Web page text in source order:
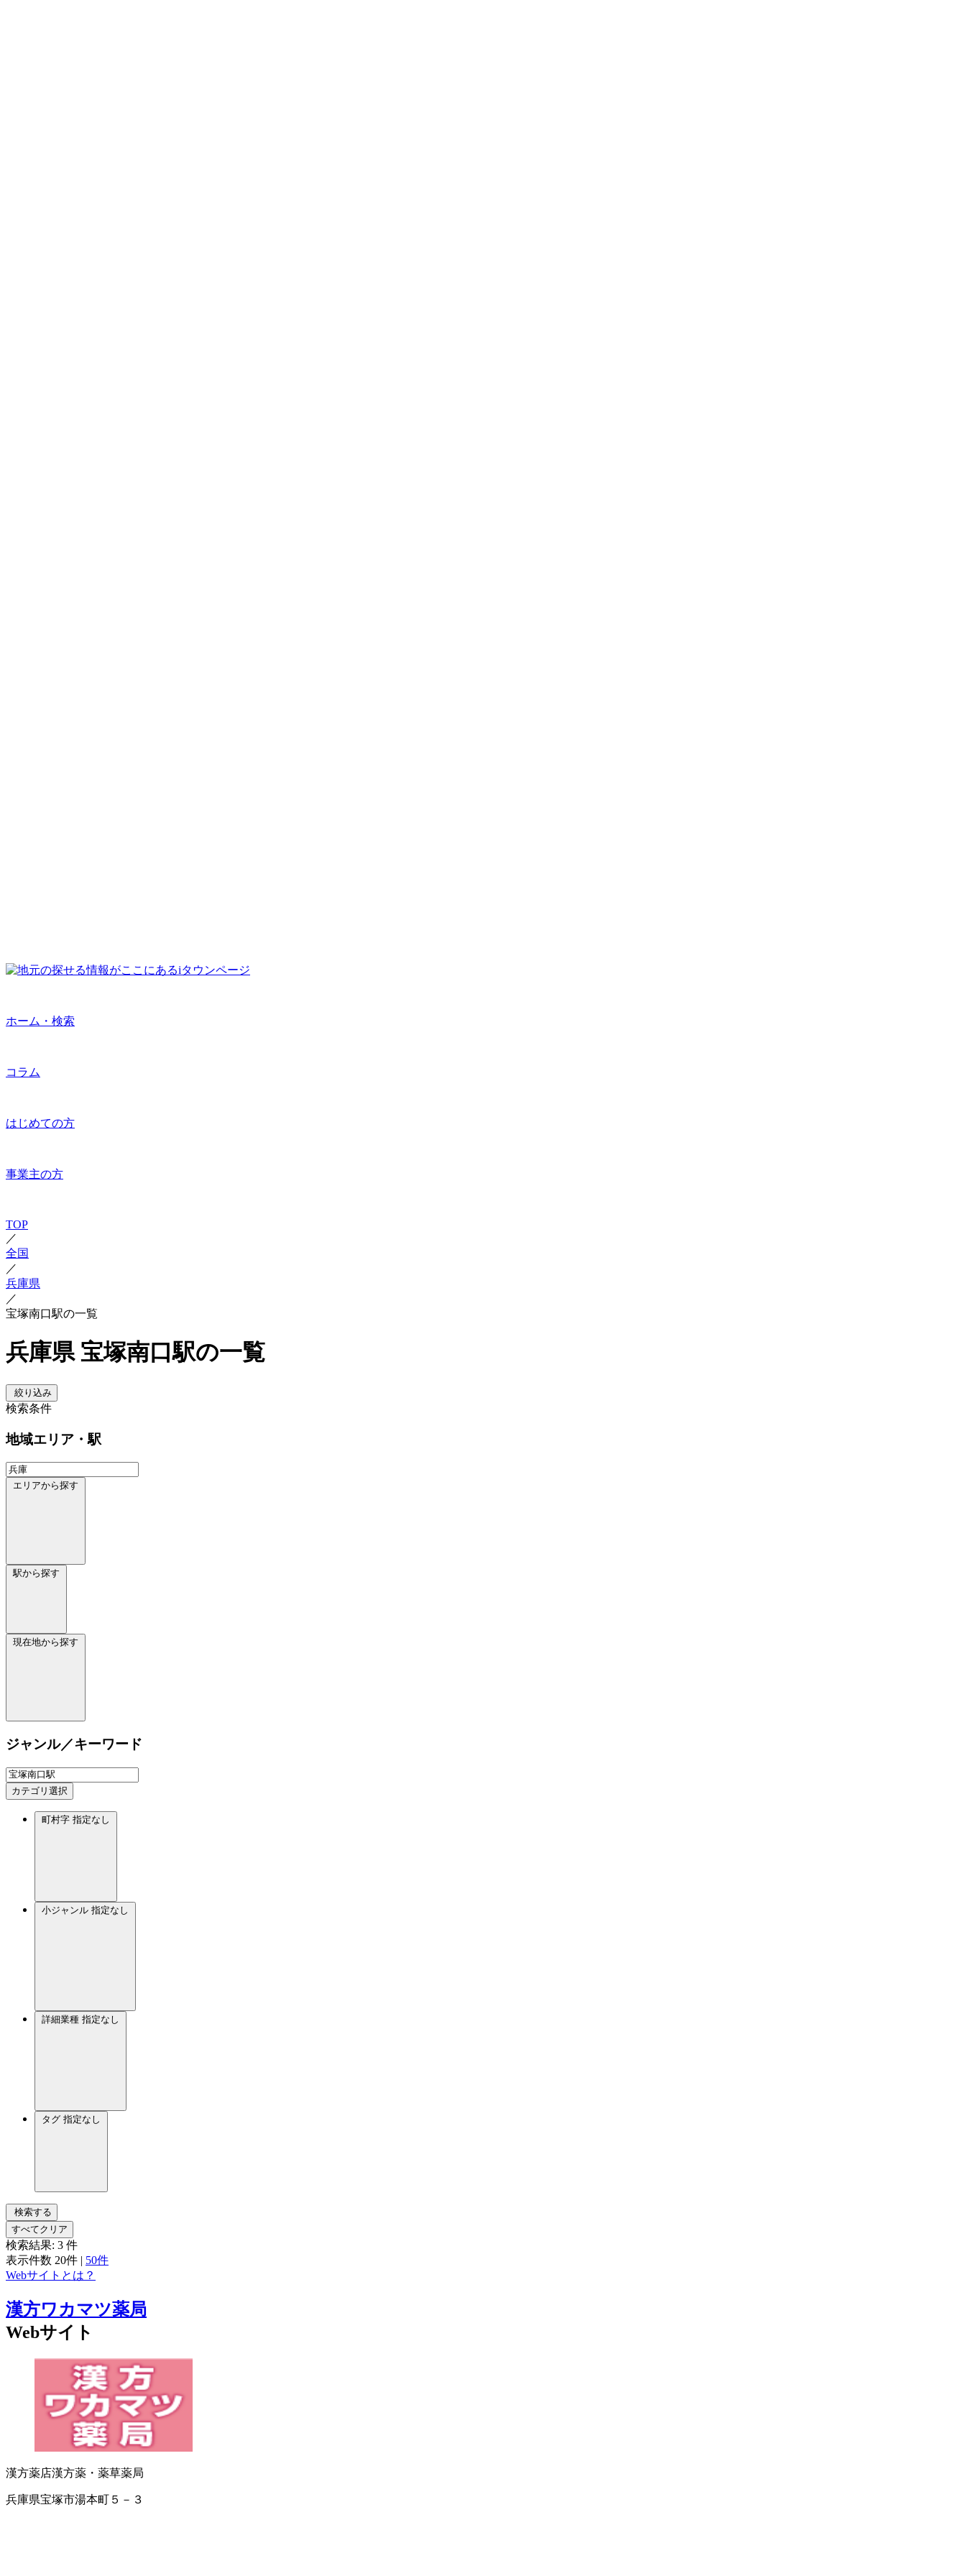
ホーム・検索
コラム
はじめての方
事業主の方
TOP
／
全国
／
兵庫県
／
宝塚南口駅の一覧
兵庫県 宝塚南口駅の一覧
絞り込み
検索条件
地域エリア・駅
エリアから探す
駅から探す
現在地から探す
ジャンル／キーワード
カテゴリ選択
町村字 指定なし
小ジャンル 指定なし
詳細業種 指定なし
タグ 指定なし
検索する
すべてクリア
検索結果: 3 件
表示件数 20件 | 50件
Webサイトとは？
漢方ワカマツ薬局
Webサイト
漢方薬店漢方薬・薬草薬局
兵庫県宝塚市湯本町５－３